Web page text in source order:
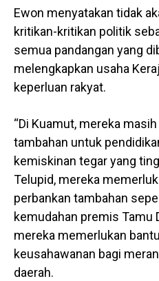
Ewon menyatakan tidak
kritikan-kritikan politik
semua pandangan yang
melengkapkan usaha
keperluan rakyat.
“Di Kuamut, mereka
tambahan untuk
kemiskinan tegar yang
Telupid, mereka
perbankan tambahan
kemudahan premis Tamu
mereka memerlukan
keusahawanan bagi
daerah.